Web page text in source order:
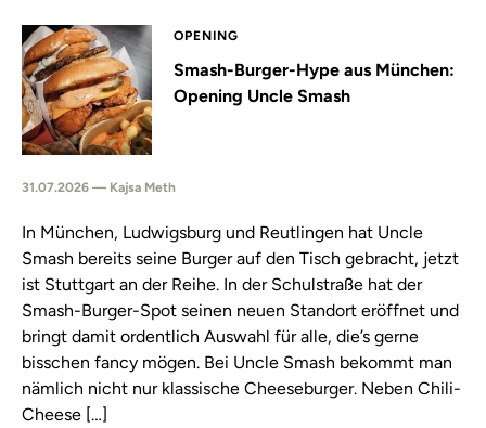
OPENING
Smash-Burger-Hype aus München:
Opening Uncle Smash
31.07.2026 — Kajsa Meth
In München, Ludwigsburg und Reutlingen hat Uncle
Smash bereits seine Burger auf den Tisch gebracht, jetzt
ist Stuttgart an der Reihe. In der Schulstraße hat der
Smash-Burger-Spot seinen neuen Standort eröffnet und
bringt damit ordentlich Auswahl für alle, die’s gerne
bisschen fancy mögen. Bei Uncle Smash bekommt man
nämlich nicht nur klassische Cheeseburger. Neben Chili-
Cheese […]